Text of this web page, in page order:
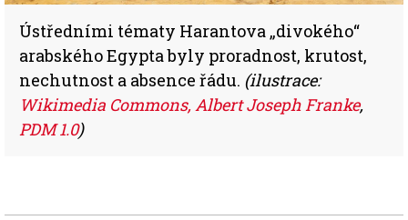
Ústředními tématy Harantova „divokého“
arabského Egypta byly proradnost, krutost,
nechutnost a absence řádu. (ilustrace:
Wikimedia Commons, Albert Joseph Franke,
PDM 1.0)